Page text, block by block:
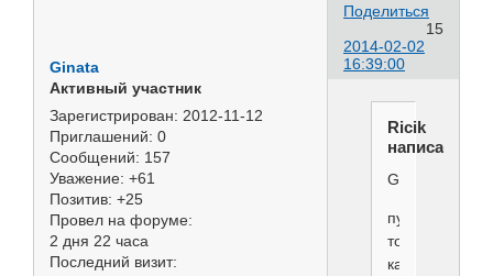
Поделиться
15
2014-02-02
16:39:00
Ginata
Активный участник
Зарегистрирован: 2012-11-12
Приглашений: 0
Сообщений: 157
Уважение: +61
Позитив: +25
Провел на форуме:
2 дня 22 часа
Последний визит:
Ricik
написал(а):
Ginata
пуделя
то
как